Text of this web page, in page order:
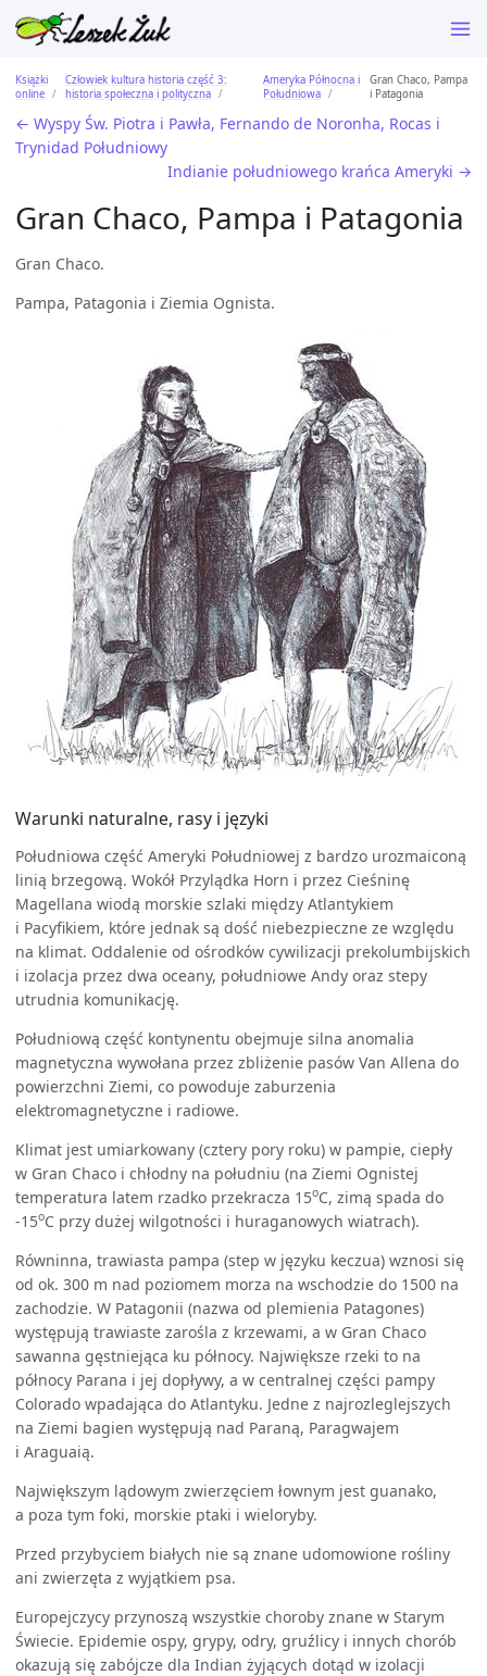
Książki
online
Człowiek kultura historia część 3:
historia społeczna i polityczna
Ameryka Północna i
Południowa
Gran Chaco, Pampa
i Patagonia
← Wyspy Św. Piotra i Pawła, Fernando de Noronha, Rocas i
Trynidad Południowy
Indianie południowego krańca Ameryki →
Gran Chaco, Pampa i Patagonia
Gran Chaco.
Pampa, Patagonia i Ziemia Ognista.
Warunki naturalne, rasy i języki
Południowa część Ameryki Południowej z bardzo urozmaiconą
linią brzegową. Wokół Przylądka Horn i przez Cieśninę
Magellana wiodą morskie szlaki między Atlantykiem
i Pacyfikiem, które jednak są dość niebezpieczne ze względu
na klimat. Oddalenie od ośrodków cywilizacji prekolumbijskich
i izolacja przez dwa oceany, południowe Andy oraz stepy
utrudnia komunikację.
Południową część kontynentu obejmuje silna anomalia
magnetyczna wywołana przez zbliżenie pasów Van Allena do
powierzchni Ziemi, co powoduje zaburzenia
elektromagnetyczne i radiowe.
Klimat jest umiarkowany (cztery pory roku) w pampie, ciepły
w Gran Chaco i chłodny na południu (na Ziemi Ognistej
temperatura latem rzadko przekracza 15oC, zimą spada do
-15oC przy dużej wilgotności i huraganowych wiatrach).
Równinna, trawiasta pampa (step w języku keczua) wznosi się
od ok. 300 m nad poziomem morza na wschodzie do 1500 na
zachodzie. W Patagonii (nazwa od plemienia Patagones)
występują trawiaste zarośla z krzewami, a w Gran Chaco
sawanna gęstniejąca ku północy. Największe rzeki to na
północy Parana i jej dopływy, a w centralnej części pampy
Colorado wpadająca do Atlantyku. Jedne z najrozleglejszych
na Ziemi bagien występują nad Paraną, Paragwajem
i Araguaią.
Największym lądowym zwierzęciem łownym jest guanako,
a poza tym foki, morskie ptaki i wieloryby.
Przed przybyciem białych nie są znane udomowione rośliny
ani zwierzęta z wyjątkiem psa.
Europejczycy przynoszą wszystkie choroby znane w Starym
Świecie. Epidemie ospy, grypy, odry, gruźlicy i innych chorób
okazują się zabójcze dla Indian żyjących dotąd w izolacji